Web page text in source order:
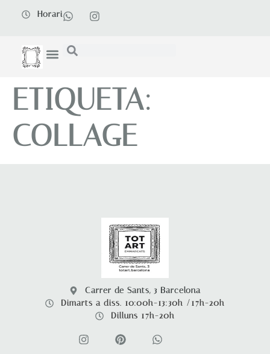
Horari
ETIQUETA:
COLLAGE
Carrer de Sants, 3 Barcelona
Dimarts a diss. 10:00h-13:30h /17h-20h
Dilluns 17h-20h